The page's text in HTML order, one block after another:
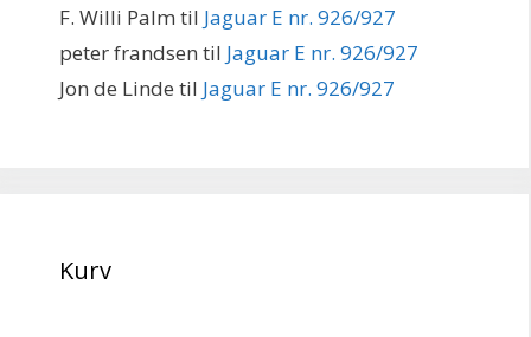
F. Willi Palm til Jaguar E nr. 926/927
peter frandsen til Jaguar E nr. 926/927
Jon de Linde til Jaguar E nr. 926/927
Kurv